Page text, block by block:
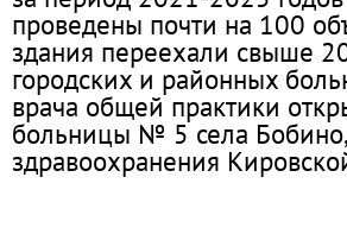
проведены почти на 100
здания переехали свыше
городских и районных
врача общей практики
больницы № 5 села
здравоохранения